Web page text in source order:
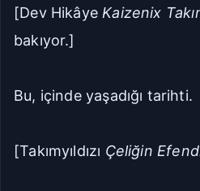
[Dev Hikâye Kaizenix
bakıyor.]
Bu, içinde yaşadığı tarihti.
[Takımyıldızı Çeliğin